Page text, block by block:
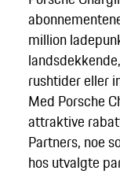
million
rushtider eller
Med Porsche
attraktive
Partners, noe
hos utvalgte